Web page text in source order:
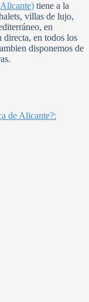
tiene a la
villas de lujo,
en
directa, en todos los
disponemos de
de Alicante?: